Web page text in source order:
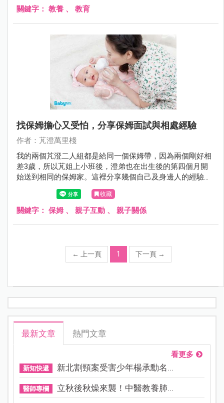
關鍵字： 教養 、 教育
找保姆擔心又受怕，分享保姆面試與相處經驗
作者：芃澄萬里棧
我的兩個芃澄二人組都是給同一個保姆帶，因為兩個剛好相
差3歲，所以芃姐上小班後，澄弟也在出生後的第四個月開
始送到相同的保姆家。這裡分享幾個自己及身邊人的經驗提
供未來有需求的媽媽參考。
收藏
關鍵字： 保姆、 親子互動 、 親子關係
← 上一頁 1 下一頁 →
最新文章 熱門文章
看更多
新知快遞 新北割頸案受害少年楊承勳名...
醫師專欄 立秋後秋燥來襲！中醫教養肺...